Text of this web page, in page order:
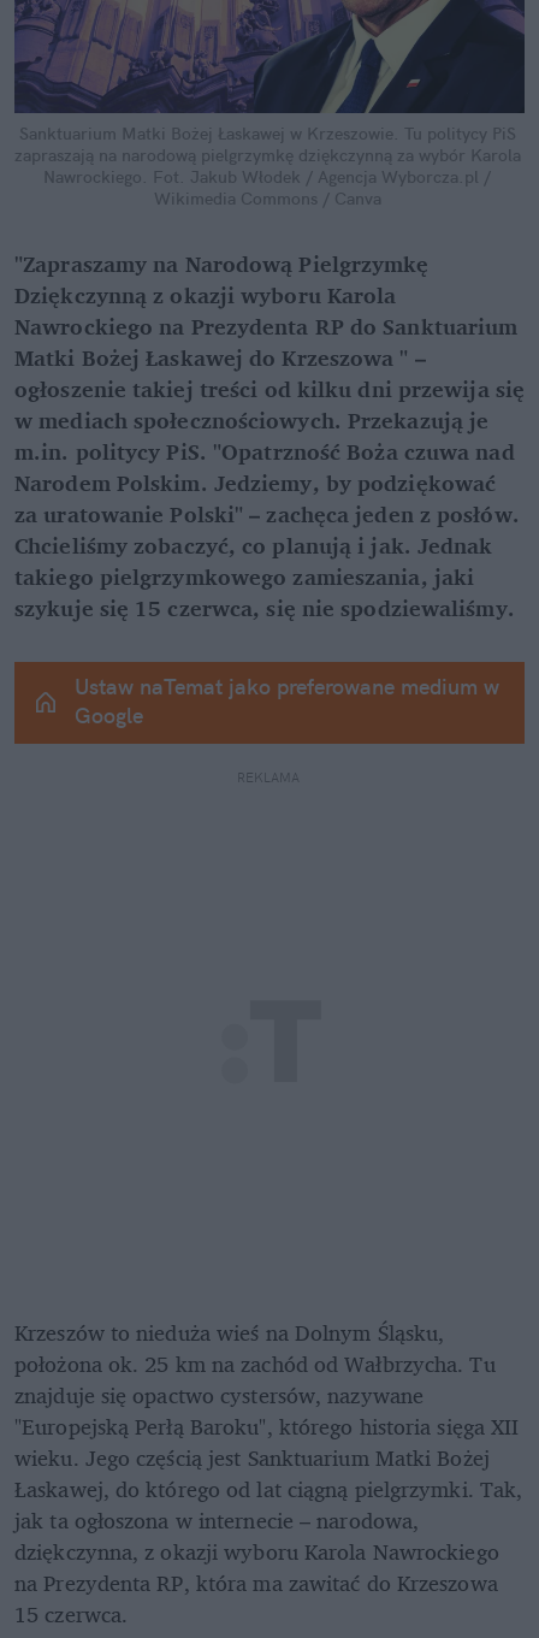
Sanktuarium Matki Bożej Łaskawej w Krzeszowie. Tu politycy PiS
zapraszają na narodową pielgrzymkę dziękczynną za wybór Karola
Nawrockiego. Fot. Jakub Włodek / Agencja Wyborcza.pl /
Wikimedia Commons / Canva
"Zapraszamy na Narodową Pielgrzymkę
Dziękczynną z okazji wyboru Karola
Nawrockiego na Prezydenta RP do Sanktuarium
Matki Bożej Łaskawej do Krzeszowa " –
ogłoszenie takiej treści od kilku dni przewija się
w mediach społecznościowych. Przekazują je
m.in. politycy PiS. "Opatrzność Boża czuwa nad
Narodem Polskim. Jedziemy, by podziękować
za uratowanie Polski" – zachęca jeden z posłów.
Chcieliśmy zobaczyć, co planują i jak. Jednak
takiego pielgrzymkowego zamieszania, jaki
szykuje się 15 czerwca, się nie spodziewaliśmy.
Ustaw naTemat jako preferowane medium w
Google
REKLAMA
Krzeszów to nieduża wieś na Dolnym Śląsku,
położona ok. 25 km na zachód od Wałbrzycha. Tu
znajduje się opactwo cystersów, nazywane
"Europejską Perłą Baroku", którego historia sięga XII
wieku. Jego częścią jest Sanktuarium Matki Bożej
Łaskawej, do którego od lat ciągną pielgrzymki. Tak,
jak ta ogłoszona w internecie – narodowa,
dziękczynna, z okazji wyboru Karola Nawrockiego
na Prezydenta RP, która ma zawitać do Krzeszowa
15 czerwca.